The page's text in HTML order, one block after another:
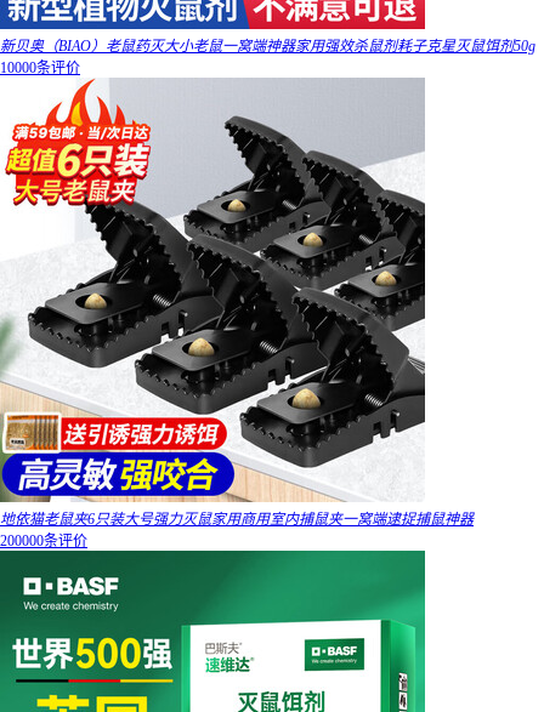
新贝奥（BIAO）老鼠药灭大小老鼠一窝端神器家用强效杀鼠剂耗子克星灭鼠饵剂50g
10000条评价
地依猫老鼠夹6只装大号强力灭鼠家用商用室内捕鼠夹一窝端逮捉捕鼠神器
200000条评价